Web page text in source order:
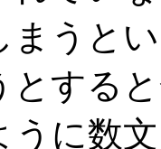
まうと
とする
うに数